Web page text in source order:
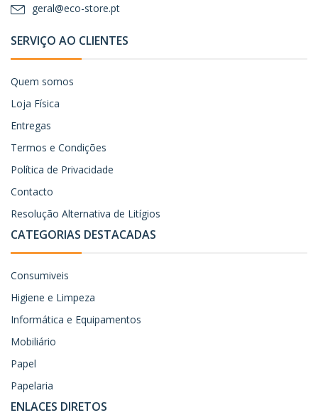
geral@eco-store.pt
SERVIÇO AO CLIENTES
Quem somos
Loja Física
Entregas
Termos e Condições
Política de Privacidade
Contacto
Resolução Alternativa de Litígios
CATEGORIAS DESTACADAS
Consumiveis
Higiene e Limpeza
Informática e Equipamentos
Mobiliário
Papel
Papelaria
ENLACES DIRETOS